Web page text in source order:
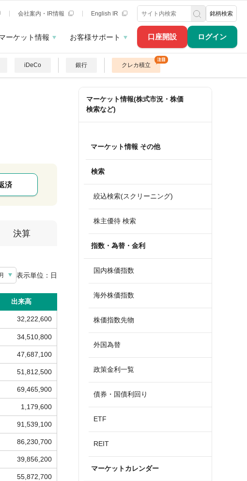
口座開設 ログイン
会社案内・IR情報 English IR 銘柄検索
ーケット情報 お客様サポート
iDeCo 銀行 クレカ積立
済
決算
表示単位： 日
出来高
32,222,600
34,510,800
47,687,100
51,812,500
69,465,900
1,179,600
91,539,100
86,230,700
39,856,200
55,872,700
マーケット情報(株式市況・株価
検索など)
マーケット情報 その他
検索
絞込検索(スクリーニング)
株主優待 検索
指数・為替・金利
国内株価指数
海外株価指数
株価指数先物
外国為替
政策金利一覧
債券・国債利回り
ETF
REIT
マーケットカレンダー